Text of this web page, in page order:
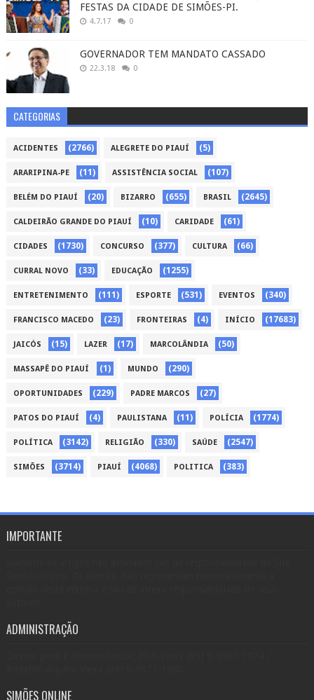
FESTAS DA CIDADE DE SIMÕES-PI.
4.7.17 0
GOVERNADOR TEM MANDATO CASSADO
22.3.18 0
CATEGORIAS
ACIDENTES (2766) ALEGRETE DO PIAUÍ (5)
ARARIPINA-PE (11) ASSISTÊNCIA SOCIAL (107)
BELÉM DO PIAUÍ (20) BIZARRO (655) BRASIL (2645)
CALDEIRÃO GRANDE DO PIAUÍ (10) CARIDADE (61)
CIDADES (1730) CONCURSO (377) CULTURA (66)
CURRAL NOVO (33) EDUCAÇÃO (1255)
ENTRETENIMENTO (111) ESPORTE (531) EVENTOS (340)
FRANCISCO MACEDO (23) FRONTEIRAS (4) INÍCIO (17683)
JAICÓS (15) LAZER (17) MARCOLÂNDIA (50)
MASSAPÊ DO PIAUÍ (1) MUNDO (290)
OPORTUNIDADES (229) PADRE MARCOS (27)
PATOS DO PIAUÍ (4) PAULISTANA (11) POLÍCIA (1774)
POLÍTICA (3142) RELIGIÃO (330) SAÚDE (2547)
SIMÕES (3714) PIAUÍ (4068) POLITICA (383)
IMPORTANTE
ADMINISTRAÇÃO
SIMÕES ONLINE